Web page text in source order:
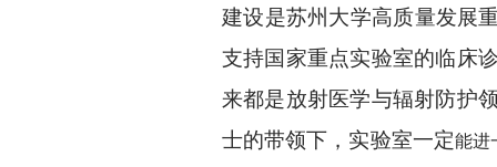
建设是苏州大学高质量发展
支持国家重点实验室的临床
来都是放射医学与辐射防护
士的带领下，实验室一定能进